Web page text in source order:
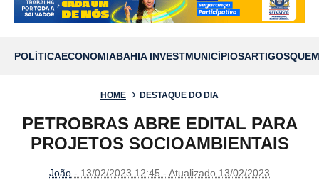
POLÍTICAECONOMIABAHIA INVESTMUNICÍPIOSARTIGOS
HOME DESTAQUE DO DIA
PETROBRAS ABRE EDITAL PARA
PROJETOS SOCIOAMBIENTAIS
João - 13/02/2023 12:45 - Atualizado 13/02/2023